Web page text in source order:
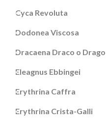
Cyca Revoluta
Dodonea Viscosa
Dracaena Draco o Drago
Eleagnus Ebbingei
Erythrina Caffra
Erythrina Crista-Galli